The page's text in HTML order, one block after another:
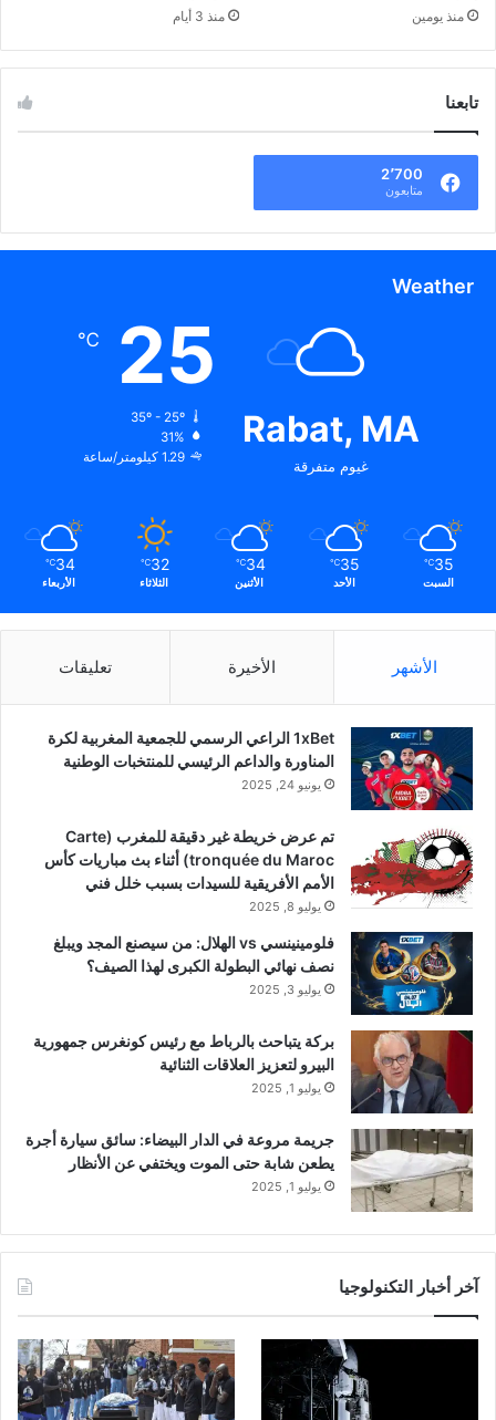
منذ يومين منذ 3 أيام
تابعنا
2٬700
متابعون
Weather
Rabat, MA
غيوم متفرقة
25
℃
35º - 25º
31%
1.29 كيلومتر/ساعة
35
℃
السبت
35
℃
الأحد
34
℃
الأثنين
32
℃
الثلاثاء
34
℃
الأربعاء
الأشهر الأخيرة تعليقات
1xBet الراعي الرسمي للجمعية المغربية لكرة
المناورة والداعم الرئيسي للمنتخبات الوطنية
يونيو 24, 2025
تم عرض خريطة غير دقيقة للمغرب (Carte
tronquée du Maroc) أثناء بث مباريات كأس
الأمم الأفريقية للسيدات بسبب خلل فني
يوليو 8, 2025
فلومينينسي vs الهلال: من سيصنع المجد ويبلغ
نصف نهائي البطولة الكبرى لهذا الصيف؟
يوليو 3, 2025
بركة يتباحث بالرباط مع رئيس كونغرس جمهورية
البيرو لتعزيز العلاقات الثنائية
يوليو 1, 2025
جريمة مروعة في الدار البيضاء: سائق سيارة أجرة
يطعن شابة حتى الموت ويختفي عن الأنظار
يوليو 1, 2025
آخر أخبار التكنولوجيا